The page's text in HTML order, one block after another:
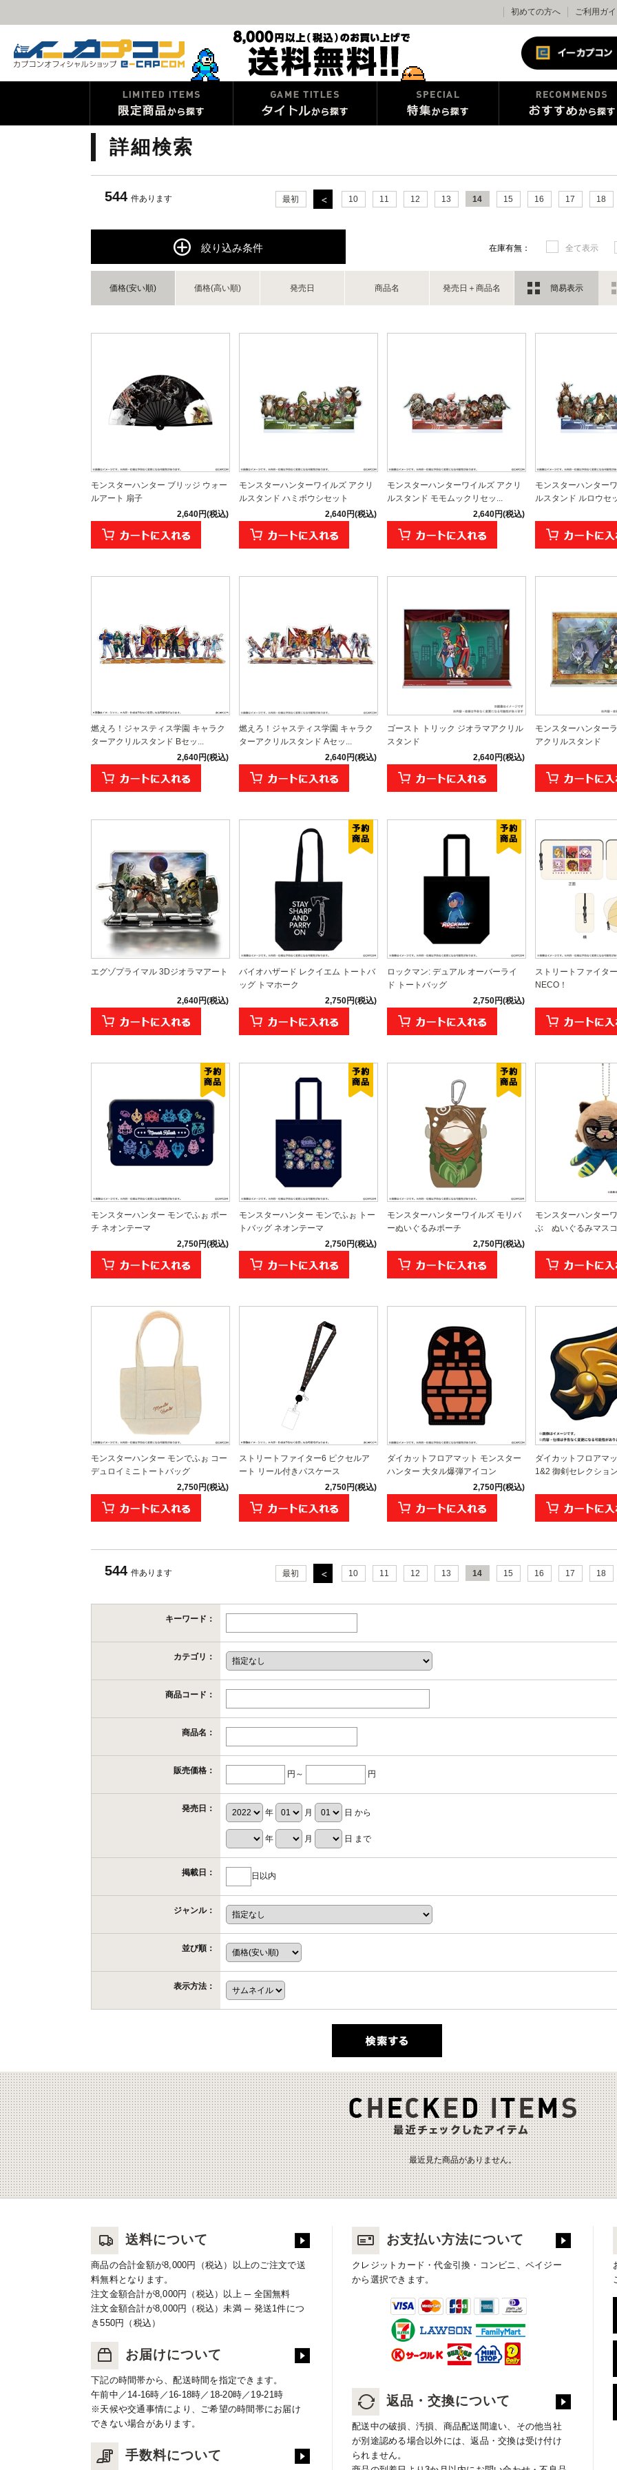
初めての方へ ご利用ガ
詳細検索
544 件あります 最初 10 11 12 13 14 15 16 17 18
絞り込み条件 在庫有無： 全て表示
価格(安い順) 価格(高い順) 発売日 商品名 発売日＋商品名 簡易表示
モンスターハンター ブリッジ ウォー
ルアート 扇子
2,640円(税込)
モンスターハンターワイルズ アクリ
ルスタンド ハミボウシセット
2,640円(税込)
モンスターハンターワイルズ アクリ
ルスタンド モモムックリセッ...
2,640円(税込)
モンスターハンター
ルスタンド ルロウセ
燃えろ！ジャスティス学園 キャラク
ターアクリルスタンド Bセッ...
2,640円(税込)
燃えろ！ジャスティス学園 キャラク
ターアクリルスタンド Aセッ...
2,640円(税込)
ゴースト トリック ジオラマアクリル
スタンド
2,640円(税込)
モンスターハンター
アクリルスタンド
エグゾプライマル 3Dジオラマアート
2,640円(税込)
バイオハザード レクイエム トートバ
ッグ トマホーク
2,750円(税込)
ロックマン: デュアル オーバーライ
ド トートバッグ
2,750円(税込)
ストリートファイタ
NECO！
モンスターハンター モンでふぉ ポー
チ ネオンテーマ
2,750円(税込)
モンスターハンター モンでふぉ トー
トバッグ ネオンテーマ
2,750円(税込)
モンスターハンターワイルズ モリバ
ーぬいぐるみポーチ
2,750円(税込)
モンスターハンター
ぶ ぬいぐるみマス
モンスターハンター モンでふぉ コー
デュロイミニトートバッグ
2,750円(税込)
ストリートファイター6 ピクセルア
ート リール付きパスケース
2,750円(税込)
ダイカットフロアマット モンスター
ハンター 大タル爆弾アイコン
2,750円(税込)
ダイカットフロアマ
1&2 御剣セレクショ
544 件あります 最初 10 11 12 13 14 15 16 17 18
キーワード：
カテゴリ：
商品コード：
商品名：
販売価格： 円～ 円
発売日： 年 月 日 から
年 月 日 まで
掲載日： 日以内
ジャンル：
並び順：
表示方法：
最近見た商品がありません。
送料について
商品の合計金額が8,000円（税込）以上のご注文で送
料無料となります。
注文金額合計が8,000円（税込）以上 ─ 全国無料
注文金額合計が8,000円（税込）未満 ─ 発送1件につ
き550円（税込）
お届けについて
下記の時間帯から、配送時間を指定できます。
午前中／14-16時／16-18時／18-20時／19-21時
※天候や交通事情により、ご希望の時間帯にお届け
できない場合があります。
手数料について
お支払い方法について
クレジットカード・代金引換・コンビニ、ペイジー
から選択できます。
返品・交換について
配送中の破損、汚損、商品配送間違い、その他当社
が別途認める場合以外には、返品・交換は受け付け
られません。